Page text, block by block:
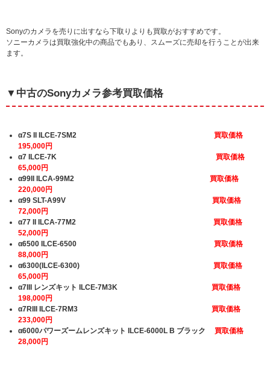
Sonyのカメラを売りに出すなら下取りよりも買取がおすすめです。
ソニーカメラは買取強化中の商品でもあり、スムーズに売却を行うことが出来
ます。
▼中古のSonyカメラ参考買取価格
α7S II ILCE-7SM2 買取価格
195,000円
α7 ILCE-7K 買取価格
65,000円
α99II ILCA-99M2 買取価格
220,000円
α99 SLT-A99V 買取価格
72,000円
α77 II ILCA-77M2 買取価格
52,000円
α6500 ILCE-6500 買取価格
88,000円
α6300(ILCE-6300) 買取価格
65,000円
α7III レンズキット ILCE-7M3K 買取価格
198,000円
α7RIII ILCE-7RM3 買取価格
233,000円
α6000パワーズームレンズキット ILCE-6000L B ブラック 買取価格
28,000円